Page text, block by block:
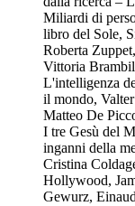
Miliardi di
libro del Sole,
Roberta
Vittoria
L'intelligenza
il mondo,
Matteo De
I tre Gesù del
inganni della
Cristina
Hollywood,
Gewurz,